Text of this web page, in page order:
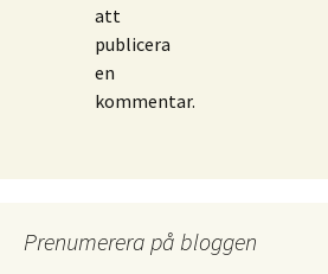
att
publicera
en
kommentar.
Prenumerera på bloggen